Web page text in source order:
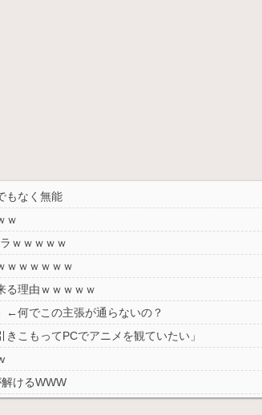
もなく無能
ｗ
ｗｗｗｗｗ
ｗｗｗｗｗｗ
る理由ｗｗｗｗｗ
←何でこの主張が通らないの？
こもってPCでアニメを観ていたい」
けるWWW